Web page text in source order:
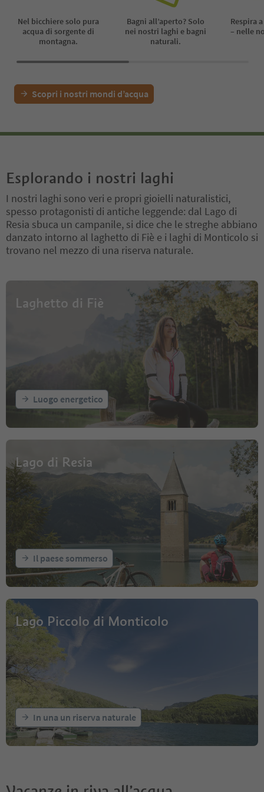
Saune: Sauna
bio, bagno turco,
termale, zone relax
La piscina esterna
Nel bicchiere solo pura
acqua di sorgente di
montagna.
Bagni all’aperto? Solo
nei nostri laghi e bagni
naturali.
Respira
– nelle
Scopri i nostri mondi d’acqua
Esplorando i nostri laghi
I nostri laghi sono veri e propri gioielli naturalistici,
spesso protagonisti di antiche leggende: dal Lago di
Resia sbuca un campanile, si dice che le streghe abbiano
danzato intorno al laghetto di Fiè e i laghi di Monticolo si
trovano nel mezzo di una riserva naturale.
Laghetto di Fiè
Luogo energetico
Lago di Resia
Il paese sommerso
Lago Piccolo di Monticolo
In una un riserva naturale